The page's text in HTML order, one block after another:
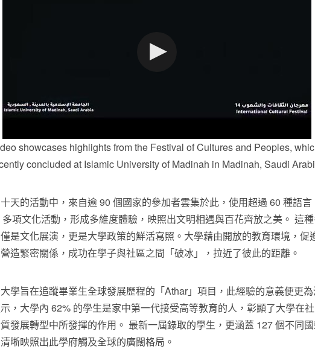
showcases highlights from the Festival of Cultures and Peoples,
concluded at Islamic University of Madinah in Madinah, Saudi
天的活動中，來自逾 90 個國家的參加者雲集於此，使用超過 60 種語言
多項文化活動，形成多維度體驗，映照出文明相遇與百花齊放之美。 這
是文化展演，更是大學政策的鮮活寫照。大學藉由開放的教育環境，促
造緊密關係，成功在學子與社區之間「破冰」，拉近了彼此的距離。
學旨在追蹤畢業生全球發展歷程的「Athar」項目，此經驗的意義便更為
，大學內 62% 的學生是家中第一代接受高等教育的人，彰顯了大學在
發展轉型中所發揮的作用。 最新一屆錄取的學生，更涵蓋 127 個不同
晰映照出此學府觸及全球的廣闊格局。